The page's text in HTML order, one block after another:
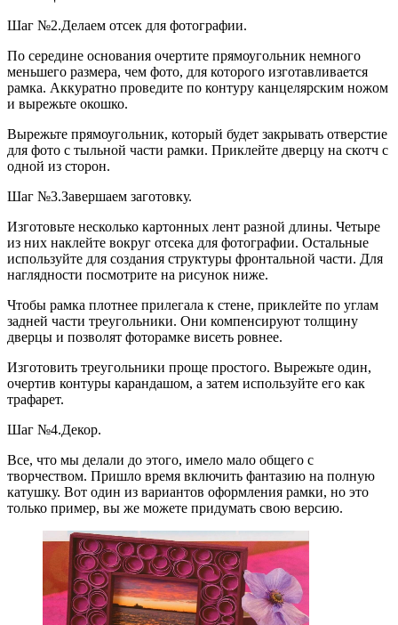
Шаг №2.Делаем отсек для фотографии.
По середине основания очертите прямоугольник немного
меньшего размера, чем фото, для которого изготавливается
рамка. Аккуратно проведите по контуру канцелярским ножом
и вырежьте окошко.
Вырежьте прямоугольник, который будет закрывать отверстие
для фото с тыльной части рамки. Приклейте дверцу на скотч с
одной из сторон.
Шаг №3.Завершаем заготовку.
Изготовьте несколько картонных лент разной длины. Четыре
из них наклейте вокруг отсека для фотографии. Остальные
используйте для создания структуры фронтальной части. Для
наглядности посмотрите на рисунок ниже.
Чтобы рамка плотнее прилегала к стене, приклейте по углам
задней части треугольники. Они компенсируют толщину
дверцы и позволят фоторамке висеть ровнее.
Изготовить треугольники проще простого. Вырежьте один,
очертив контуры карандашом, а затем используйте его как
трафарет.
Шаг №4.Декор.
Все, что мы делали до этого, имело мало общего с
творчеством. Пришло время включить фантазию на полную
катушку. Вот один из вариантов оформления рамки, но это
только пример, вы же можете придумать свою версию.